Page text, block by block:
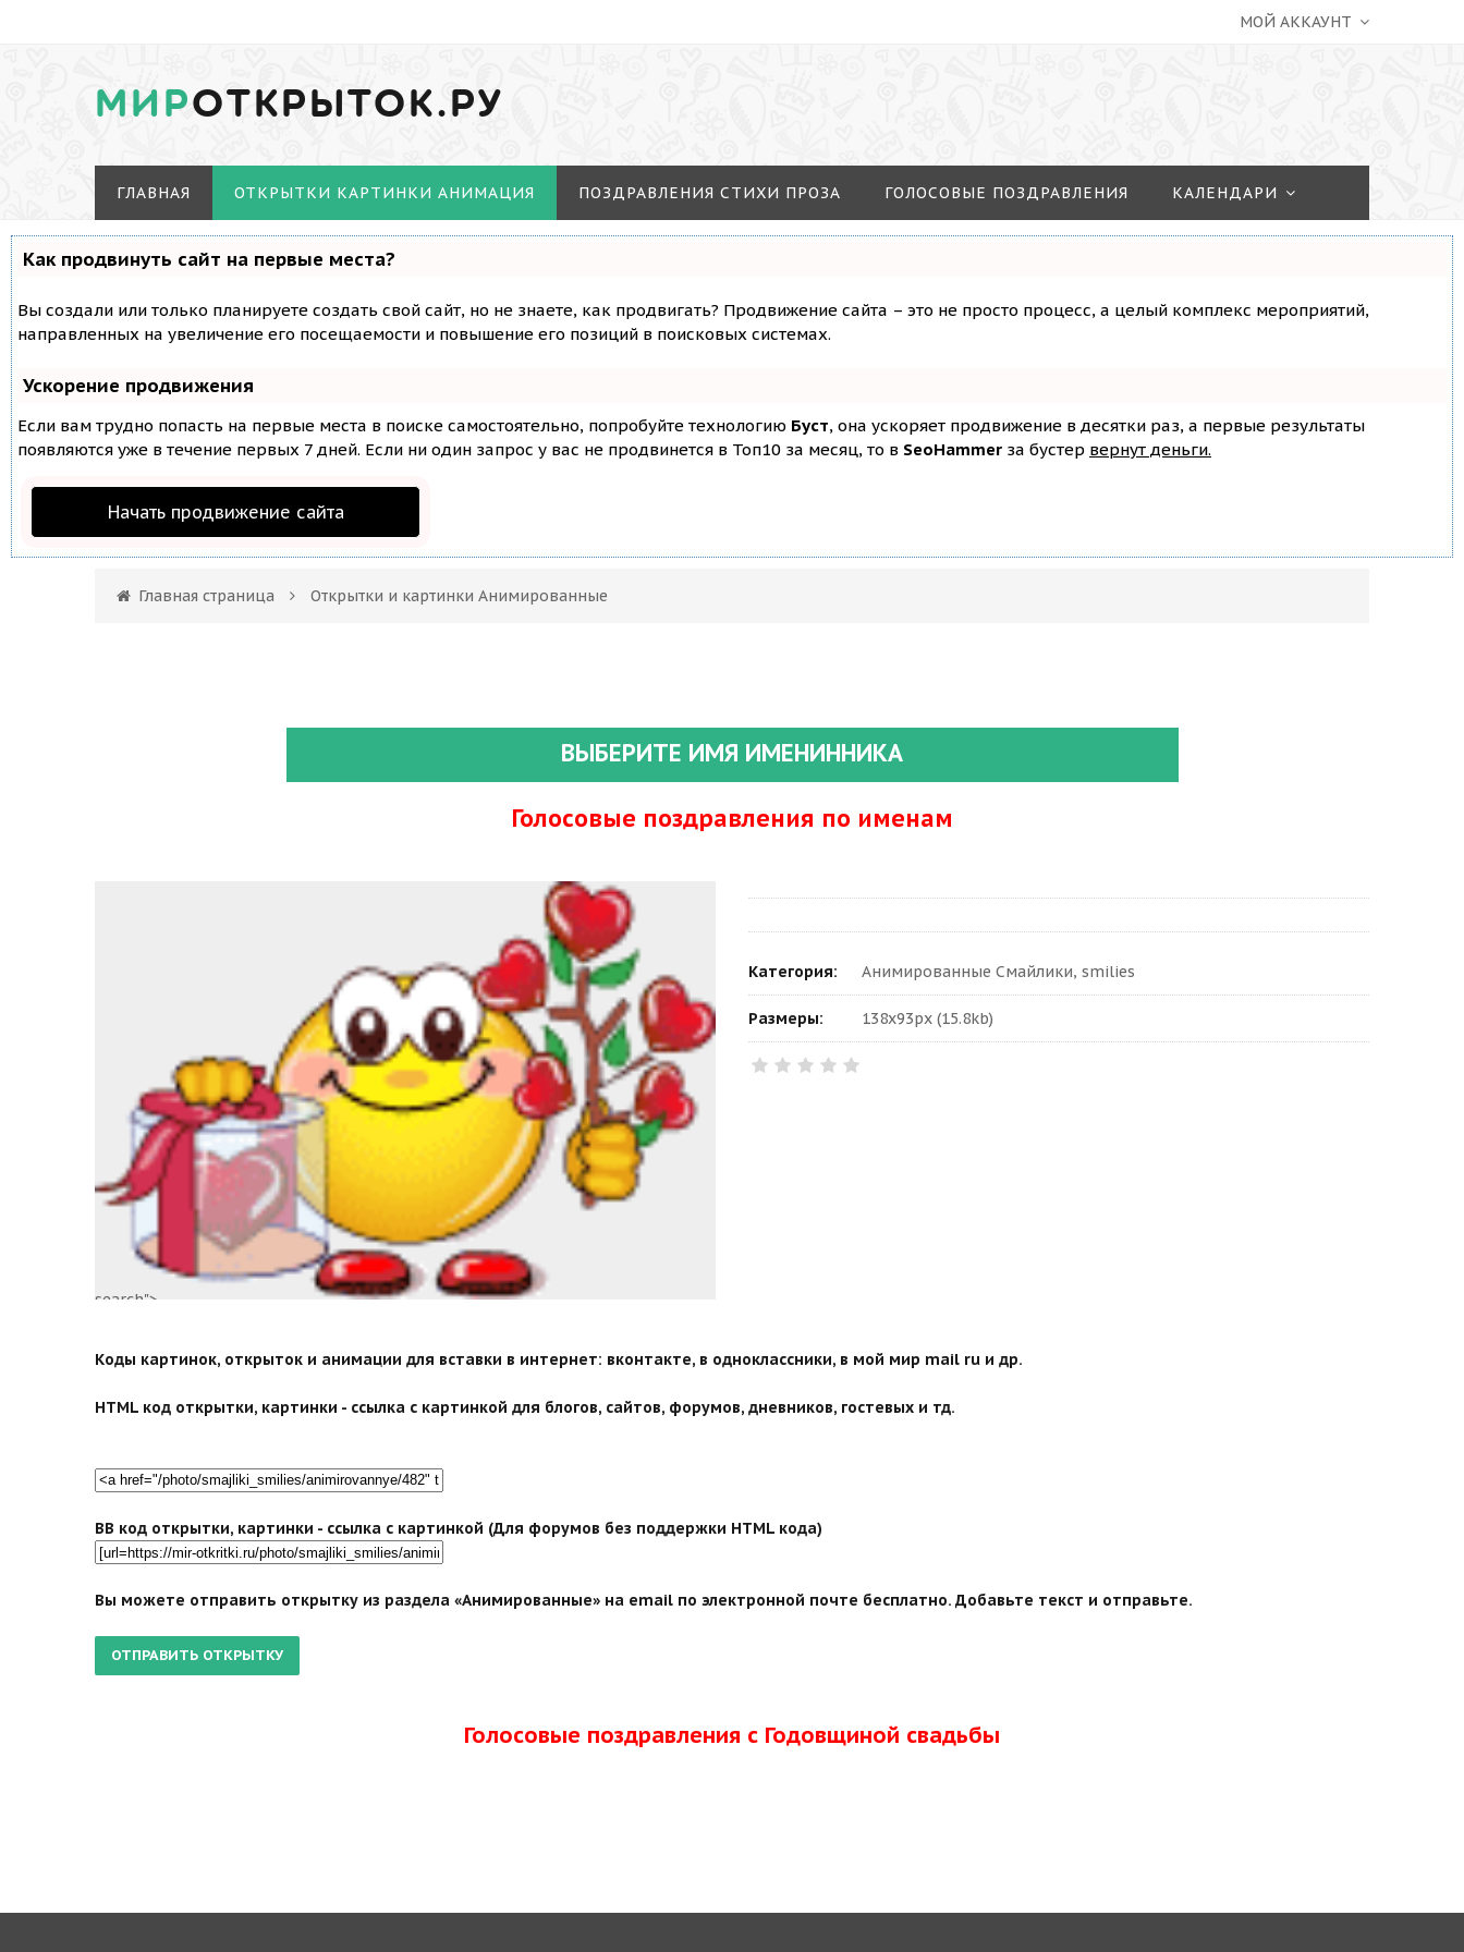
МОЙ АККАУНТ
МИРОТКРЫТОК.РУ
ГЛАВНАЯ ОТКРЫТКИ КАРТИНКИ АНИМАЦИЯ ПОЗДРАВЛЕНИЯ СТИХИ ПРОЗА ГОЛОСОВЫЕ ПОЗДРАВЛЕНИЯ КАЛЕНДАРИ
Как продвинуть сайт на первые места?
Вы создали или только планируете создать свой сайт, но не знаете, как продвигать? Продвижение сайта – это не просто процесс, а целый комплекс мероприятий,
направленных на увеличение его посещаемости и повышение его позиций в поисковых системах.
Ускорение продвижения
Если вам трудно попасть на первые места в поиске самостоятельно, попробуйте технологию Буст, она ускоряет продвижение в десятки раз, а первые результаты
появляются уже в течение первых 7 дней. Если ни один запрос у вас не продвинется в Топ10 за месяц, то в SeoHammer за бустер вернут деньги.
Начать продвижение сайта
Главная страница Открытки и картинки Анимированные
ВЫБЕРИТЕ ИМЯ ИМЕНИННИКА
Голосовые поздравления по именам
search">
Категория: Анимированные Смайлики, smilies
Размеры: 138x93px (15.8kb)
Коды картинок, открыток и анимации для вставки в интернет: вконтакте, в одноклассники, в мой мир mail ru и др.
HTML код открытки, картинки - ссылка с картинкой для блогов, сайтов, форумов, дневников, гостевых и тд.
BB код открытки, картинки - ссылка с картинкой (Для форумов без поддержки HTML кода)
Вы можете отправить открытку из раздела «Анимированные» на email по электронной почте бесплатно. Добавьте текст и отправьте.
Голосовые поздравления с Годовщиной свадьбы